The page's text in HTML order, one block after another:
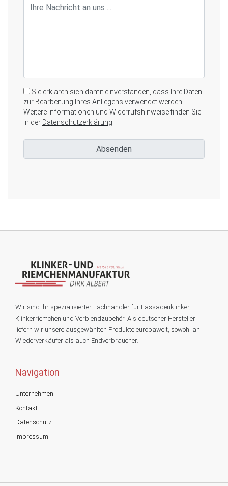
Sie erklären sich damit einverstanden, dass Ihre Daten
zur Bearbeitung Ihres Anliegens verwendet werden.
Weitere Informationen und Widerrufshinweise finden Sie
in der Datenschutzerklärung
Wir sind Ihr spezialisierter Fachhändler für Fassadenklinker,
Klinkerriemchen und Verblendzubehör. Als deutscher Hersteller
liefern wir unsere ausgewählten Produkte europaweit, sowohl an
Wiederverkäufer als auch Endverbraucher.
Navigation
Unternehmen
Kontakt
Datenschutz
Impressum